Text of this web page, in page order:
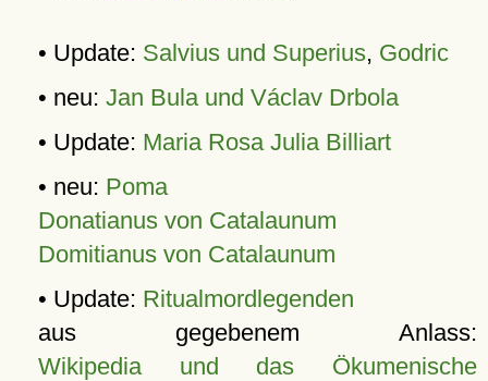
• Update: Salvius und Superius, Godric
• neu: Jan Bula und Václav Drbola
• Update: Maria Rosa Julia Billiart
• neu: Poma
Donatianus von Catalaunum
Domitianus von Catalaunum
• Update: Ritualmordlegenden
aus gegebenem Anlass:
Wikipedia und das Ökumenische